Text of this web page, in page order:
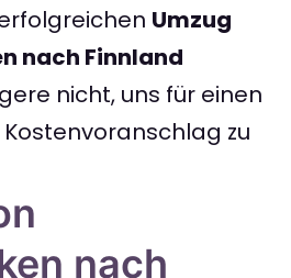
Umzug
nach Finnland
nicht, uns für einen
zu
nach